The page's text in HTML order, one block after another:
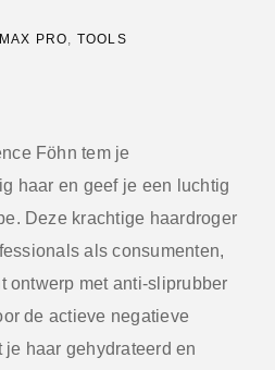
MAX PRO TOOLS
Föhn tem je
haar en geef je een luchtig
Deze krachtige haardroger
als consumenten,
ontwerp met anti-sliprubber
de actieve negatieve
haar gehydrateerd en